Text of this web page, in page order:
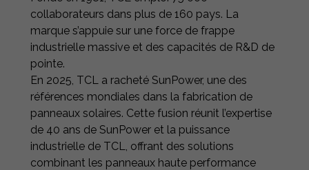
collaborateurs dans plus de 160 pays. La
marque s’appuie sur une force de frappe
industrielle massive et des capacités de R&D de
pointe.
En 2025, TCL a racheté SunPower, une des
références mondiales dans la fabrication de
panneaux solaires. Cette fusion réunit l’expertise
de 40 ans de SunPower et la puissance
industrielle de TCL, offrant des solutions
combinant les panneaux haute performance